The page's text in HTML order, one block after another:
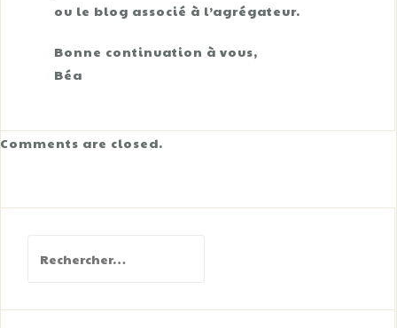
ou le blog associé à l’agrégateur.
Bonne continuation à vous,
Béa
Comments are closed.